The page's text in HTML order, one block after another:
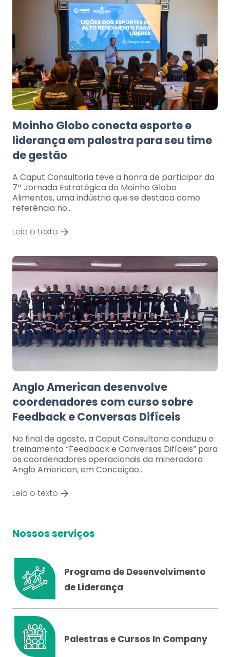
Moinho Globo conecta esporte e
liderança em palestra para seu time
de gestão
A Caput Consultoria teve a honra de participar da
7ª Jornada Estratégica do Moinho Globo
Alimentos, uma indústria que se destaca como
referência no…
Leia o texto
Anglo American desenvolve
coordenadores com curso sobre
Feedback e Conversas Difíceis
No final de agosto, a Caput Consultoria conduziu o
treinamento “Feedback e Conversas Difíceis” para
os coordenadores operacionais da mineradora
Anglo American, em Conceição…
Leia o texto
Nossos serviços
Programa de Desenvolvimento
de Liderança
Palestras e Cursos In Company